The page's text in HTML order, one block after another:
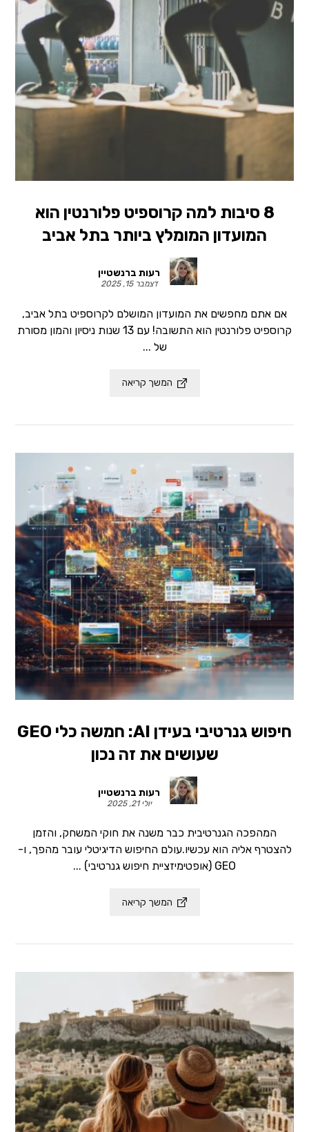
8 סיבות למה קרוספיט פלורנטין הוא
המועדון המומלץ ביותר בתל אביב
רעות ברנשטיין
דצמבר 15, 2025
אם אתם מחפשים את המועדון המושלם לקרוספיט בתל אביב,
קרוספיט פלורנטין הוא התשובה! עם 13 שנות ניסיון והמון מסורת
של ...
המשך קריאה
חיפוש גנרטיבי בעידן AI: חמשה כלי GEO
שעושים את זה נכון
רעות ברנשטיין
יולי 21, 2025
המהפכה הגנרטיבית כבר משנה את חוקי המשחק, והזמן
להצטרף אליה הוא עכשיו.עולם החיפוש הדיגיטלי עובר מהפך, ו-
GEO (אופטימיזציית חיפוש גנרטיבי) ...
המשך קריאה